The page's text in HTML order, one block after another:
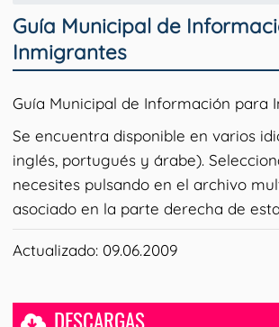
Guía Municipal de
Inmigrantes
Guía Municipal de Información para
Se encuentra disponible en varios
inglés, portugués y árabe).
necesites pulsando en el archivo
asociado en la parte derecha de
Actualizado: 09.06.2009
DESCARGAS